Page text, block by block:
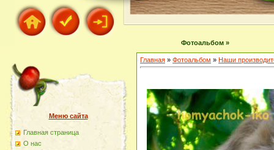
Фотоальбом »
Меню сайта
Главная страница
О наc
Главная » Фотоальбом » Наши